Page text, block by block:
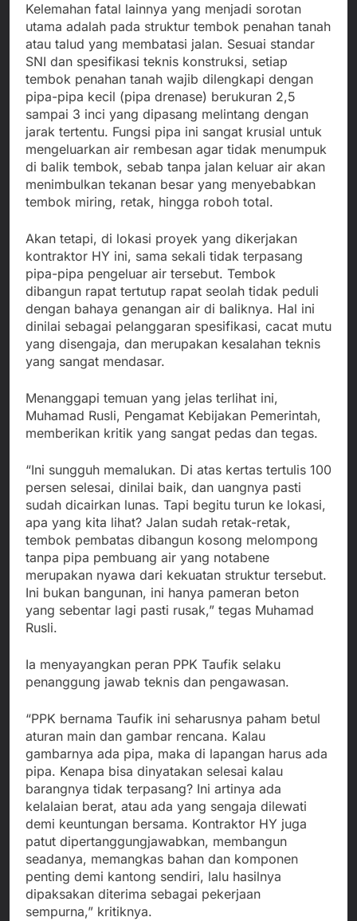
Kelemahan fatal lainnya yang menjadi sorotan
utama adalah pada struktur tembok penahan tanah
atau talud yang membatasi jalan. Sesuai standar
SNI dan spesifikasi teknis konstruksi, setiap
tembok penahan tanah wajib dilengkapi dengan
pipa-pipa kecil (pipa drenase) berukuran 2,5
sampai 3 inci yang dipasang melintang dengan
jarak tertentu. Fungsi pipa ini sangat krusial untuk
mengeluarkan air rembesan agar tidak menumpuk
di balik tembok, sebab tanpa jalan keluar air akan
menimbulkan tekanan besar yang menyebabkan
tembok miring, retak, hingga roboh total.
Akan tetapi, di lokasi proyek yang dikerjakan
kontraktor HY ini, sama sekali tidak terpasang
pipa-pipa pengeluar air tersebut. Tembok
dibangun rapat tertutup rapat seolah tidak peduli
dengan bahaya genangan air di baliknya. Hal ini
dinilai sebagai pelanggaran spesifikasi, cacat mutu
yang disengaja, dan merupakan kesalahan teknis
yang sangat mendasar.
Menanggapi temuan yang jelas terlihat ini,
Muhamad Rusli, Pengamat Kebijakan Pemerintah,
memberikan kritik yang sangat pedas dan tegas.
“Ini sungguh memalukan. Di atas kertas tertulis 100
persen selesai, dinilai baik, dan uangnya pasti
sudah dicairkan lunas. Tapi begitu turun ke lokasi,
apa yang kita lihat? Jalan sudah retak-retak,
tembok pembatas dibangun kosong melompong
tanpa pipa pembuang air yang notabene
merupakan nyawa dari kekuatan struktur tersebut.
Ini bukan bangunan, ini hanya pameran beton
yang sebentar lagi pasti rusak,” tegas Muhamad
Rusli.
Ia menyayangkan peran PPK Taufik selaku
penanggung jawab teknis dan pengawasan.
“PPK bernama Taufik ini seharusnya paham betul
aturan main dan gambar rencana. Kalau
gambarnya ada pipa, maka di lapangan harus ada
pipa. Kenapa bisa dinyatakan selesai kalau
barangnya tidak terpasang? Ini artinya ada
kelalaian berat, atau ada yang sengaja dilewati
demi keuntungan bersama. Kontraktor HY juga
patut dipertanggungjawabkan, membangun
seadanya, memangkas bahan dan komponen
penting demi kantong sendiri, lalu hasilnya
dipaksakan diterima sebagai pekerjaan
sempurna,” kritiknya.